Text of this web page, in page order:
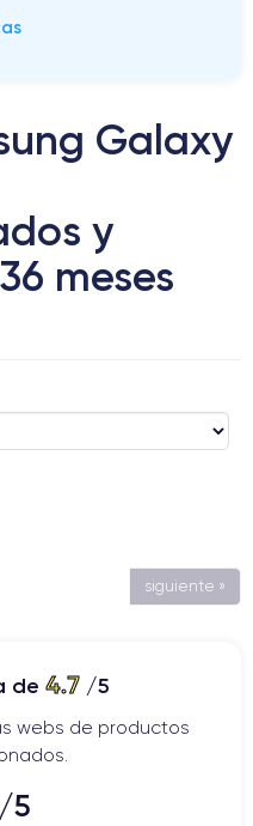
Galaxy
y
meses
siguiente »
de 4.7/5
webs de productos